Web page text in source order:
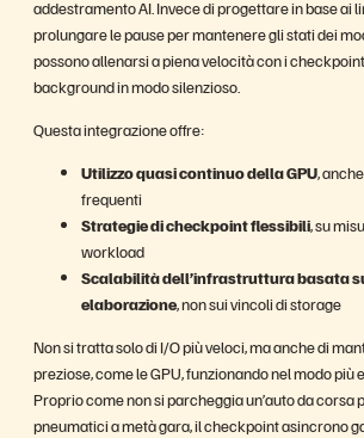
addestramento AI. Invece di progettare in base ai
prolungare le pause per mantenere gli stati dei
possono allenarsi a piena velocità con i
background in modo silenzioso.
Questa integrazione offre:
Utilizzo quasi continuo della GPU,
frequenti
Strategie di checkpoint flessibili, su
workload
Scalabilità dell’infrastruttura basata
elaborazione, non sui vincoli di storage
Non si tratta solo di I/O più veloci, ma anche di
preziose, come le GPU, funzionando nel modo più
Proprio come non si parcheggia un’auto da corsa
pneumatici a metà gara, il checkpoint asincrono